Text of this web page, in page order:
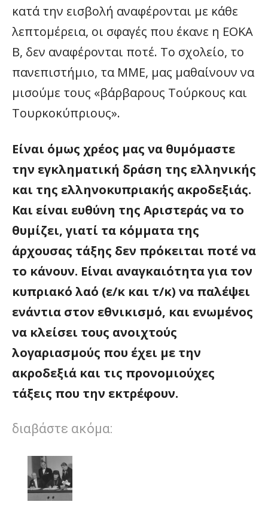
κατά την εισβολή αναφέρονται με κάθε
λεπτομέρεια, οι σφαγές που έκανε η ΕΟΚΑ
Β, δεν αναφέρονται ποτέ. Το σχολείο, το
πανεπιστήμιο, τα ΜΜΕ, μας μαθαίνουν να
μισούμε τους «βάρβαρους Τούρκους και
Τουρκοκύπριους».
Είναι όμως χρέος μας να θυμόμαστε
την εγκληματική δράση της ελληνικής
και της ελληνοκυπριακής ακροδεξιάς.
Και είναι ευθύνη της Αριστεράς να το
θυμίζει, γιατί τα κόμματα της
άρχουσας τάξης δεν πρόκειται ποτέ να
το κάνουν. Είναι αναγκαιότητα για τον
κυπριακό λαό (ε/κ και τ/κ) να παλέψει
ενάντια στον εθνικισμό, και ενωμένος
να κλείσει τους ανοιχτούς
λογαριασμούς που έχει με την
ακροδεξιά και τις προνομιούχες
τάξεις που την εκτρέφουν.
διαβάστε ακόμα: